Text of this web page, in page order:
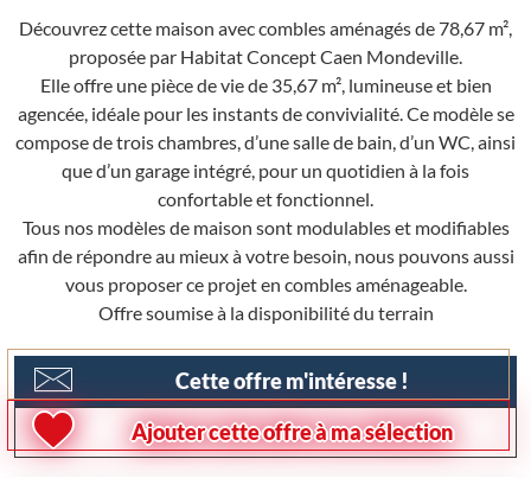
Découvrez cette maison avec combles aménagés de 78,67 m²,
proposée par Habitat Concept Caen Mondeville.
Elle offre une pièce de vie de 35,67 m², lumineuse et bien
agencée, idéale pour les instants de convivialité. Ce modèle se
compose de trois chambres, d’une salle de bain, d’un WC, ainsi
que d’un garage intégré, pour un quotidien à la fois
confortable et fonctionnel.
Tous nos modèles de maison sont modulables et modifiables
afin de répondre au mieux à votre besoin, nous pouvons aussi
vous proposer ce projet en combles aménageable.
Offre soumise à la disponibilité du terrain
Cette offre m'intéresse !
Ajouter cette offre à ma sélection